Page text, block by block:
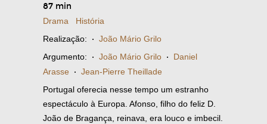
87 min
Drama
História
Realização: · João Mário Grilo
Argumento: · João Mário Grilo · Daniel
Arasse · Jean-Pierre Theillade
Portugal oferecia nesse tempo um estranho
espectáculo à Europa. Afonso, filho do feliz D.
João de Bragança, reinava, era louco e imbecil.